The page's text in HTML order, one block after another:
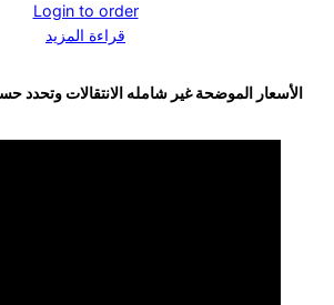
Login to order
قراءة المزيد
الأسعار الموضحة غير شامله الانتقالات وتحدد